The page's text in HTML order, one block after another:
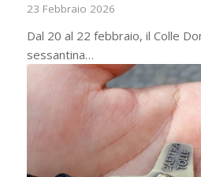
23 Febbraio 2026
Dal 20 al 22 febbraio, il Colle
sessantina…